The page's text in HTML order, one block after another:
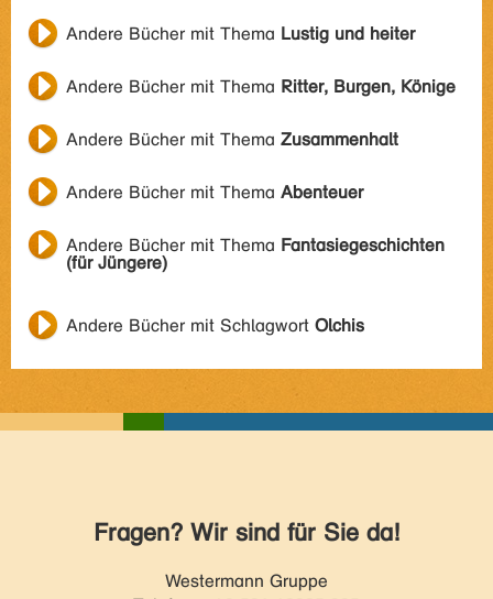
Andere Bücher mit Thema Lustig und heiter
Andere Bücher mit Thema Ritter, Burgen, Könige
Andere Bücher mit Thema Zusammenhalt
Andere Bücher mit Thema Abenteuer
Andere Bücher mit Thema Fantasiegeschichten
(für Jüngere)
Andere Bücher mit Schlagwort Olchis